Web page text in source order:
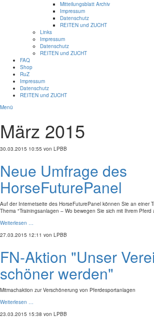
Mitteilungsblatt Archiv
Impressum
Datenschutz
REITEN und ZUCHT
Links
Impressum
Datenschutz
REITEN und ZUCHT
FAQ
Shop
RuZ
Impressum
Datenschutz
REITEN und ZUCHT
Menü
März 2015
30.03.2015 10:55 von LPBB
Neue Umfrage des
HorseFuturePanel
Auf der Internetseite des HorseFuturePanel können Sie an einer
Thema "Trainingsanlagen – Wo bewegen Sie sich mit Ihrem
Weiterlesen …
27.03.2015 12:11 von LPBB
FN-Aktion "Unser
schöner werden"
Mitmachaktion zur Verschönerung von Pferdesportanlagen
Weiterlesen …
23.03.2015 15:38 von LPBB